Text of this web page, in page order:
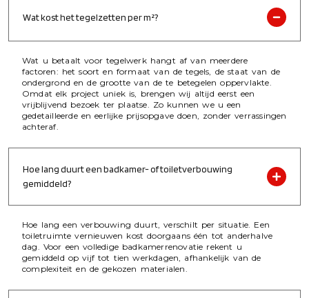
Wat kost het tegelzetten per m²?
Wat u betaalt voor tegelwerk hangt af van meerdere
factoren: het soort en formaat van de tegels, de staat van de
ondergrond en de grootte van de te betegelen oppervlakte.
Omdat elk project uniek is, brengen wij altijd eerst een
vrijblijvend bezoek ter plaatse. Zo kunnen we u een
gedetailleerde en eerlijke prijsopgave doen, zonder verrassingen
achteraf.
Hoe lang duurt een badkamer- of toiletverbouwing
gemiddeld?
Hoe lang een verbouwing duurt, verschilt per situatie. Een
toiletruimte vernieuwen kost doorgaans één tot anderhalve
dag. Voor een volledige badkamerrenovatie rekent u
gemiddeld op vijf tot tien werkdagen, afhankelijk van de
complexiteit en de gekozen materialen.